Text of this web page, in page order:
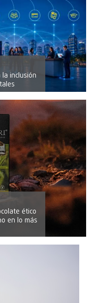
la inclusión
ético
en lo más